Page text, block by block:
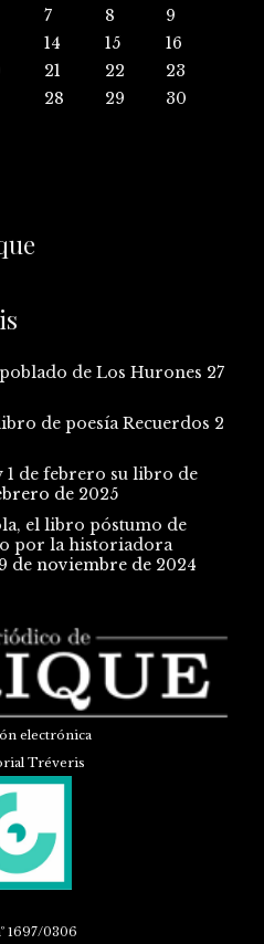
7 8
9
14 15
16
21 22
23
28 29
30
de Los Hurones 27
de poesía Recuerdos 2
1 de febrero su libro de
de 2025
el libro póstumo de
por la historiadora
de noviembre de 2024
electrónica
Tréveris
1697/0306